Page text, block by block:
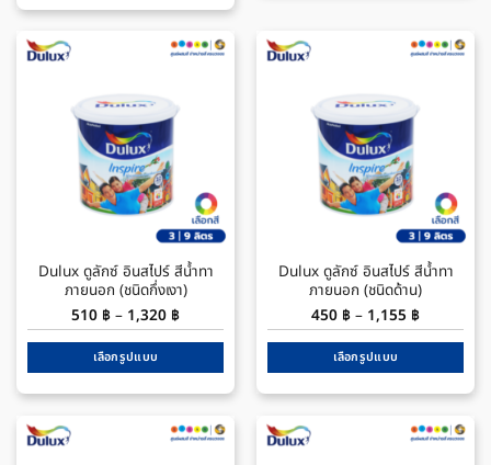
product
The
options
may
be
chosen
product
page
Dulux ดูลักซ์ อินสไปร์ สีน้ำทา
ภายนอก (ชนิดกึ่งเงา)
510 ฿ – 1,320 ฿Price
range:
510 ฿
1,320 ฿
เลือกรูปแบบ
product
Dulux ดูลักซ์ อินสไปร์ สีน้ำทา
ภายนอก (ชนิดด้าน)
450 ฿ – 1,155 ฿Price
range:
450 ฿
1,155 ฿
เลือกรูปแบบ
product